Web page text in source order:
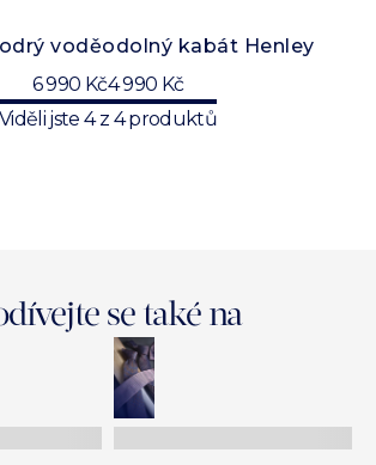
voděodolný kabát Henley
6 990 Kč4 990 Kč
Viděli jste4z 4produktů
se také na